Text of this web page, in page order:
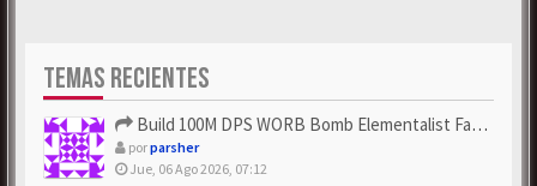
TEMAS RECIENTES
Build 100M DPS WORB Bomb Elementalist Fast - Grab POE Curren...
porparsher
Jue, 06 Ago 2026, 07:12